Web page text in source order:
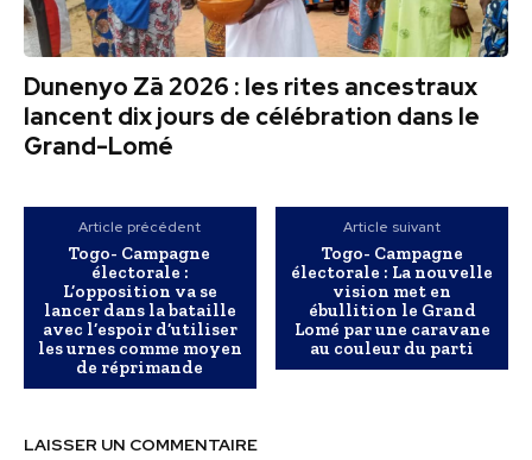
Dunenyo Zā 2026 : les rites ancestraux
lancent dix jours de célébration dans le
Grand-Lomé
Article précédent
Togo- Campagne
électorale :
L’opposition va se
lancer dans la bataille
avec l’espoir d’utiliser
les urnes comme moyen
de réprimande
Article suivant
Togo- Campagne
électorale : La nouvelle
vision met en
ébullition le Grand
Lomé par une caravane
au couleur du parti
LAISSER UN COMMENTAIRE